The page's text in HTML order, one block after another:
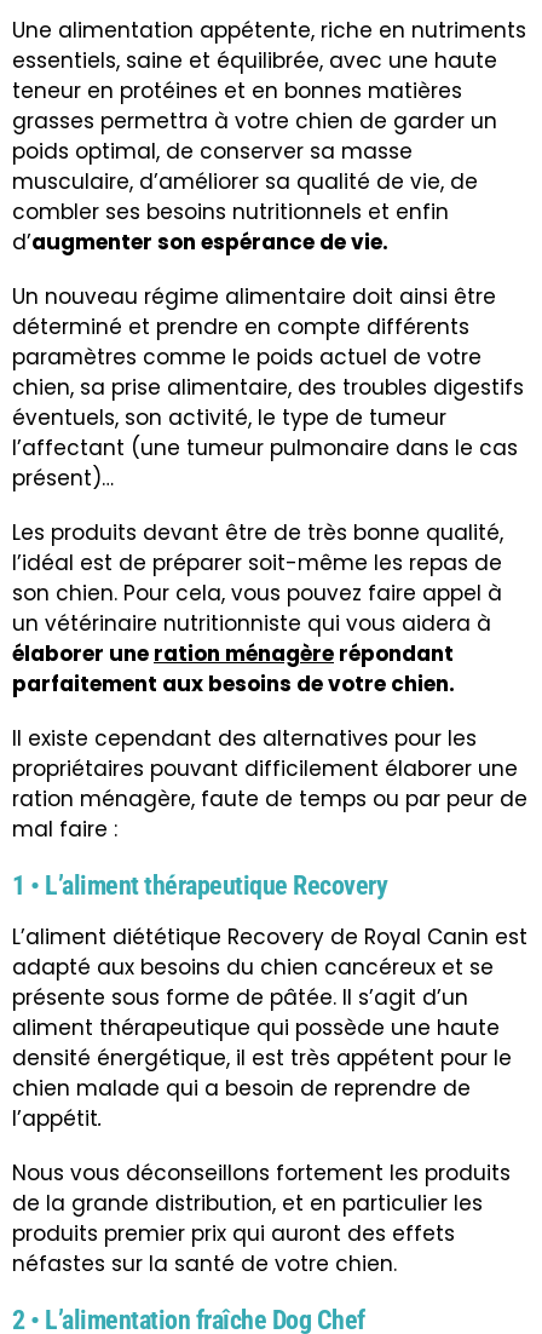
Une alimentation appétente, riche en nutriments
essentiels, saine et équilibrée, avec une haute
teneur en protéines et en bonnes matières
grasses permettra à votre chien de garder un
poids optimal, de conserver sa masse
musculaire, d’améliorer sa qualité de vie, de
combler ses besoins nutritionnels et enfin
d’augmenter son espérance de vie.
Un nouveau régime alimentaire doit ainsi être
déterminé et prendre en compte différents
paramètres comme le poids actuel de votre
chien, sa prise alimentaire, des troubles digestifs
éventuels, son activité, le type de tumeur
l’affectant (une tumeur pulmonaire dans le cas
présent)…
Les produits devant être de très bonne qualité,
l’idéal est de préparer soit-même les repas de
son chien. Pour cela, vous pouvez faire appel à
un vétérinaire nutritionniste qui vous aidera à
élaborer une ration ménagère répondant
parfaitement aux besoins de votre chien.
Il existe cependant des alternatives pour les
propriétaires pouvant difficilement élaborer une
ration ménagère, faute de temps ou par peur de
mal faire :
1 • L’aliment thérapeutique Recovery
L’aliment diététique Recovery de Royal Canin est
adapté aux besoins du chien cancéreux et se
présente sous forme de pâtée. Il s’agit d’un
aliment thérapeutique qui possède une haute
densité énergétique, il est très appétent pour le
chien malade qui a besoin de reprendre de
l’appétit.
Nous vous déconseillons fortement les produits
de la grande distribution, et en particulier les
produits premier prix qui auront des effets
néfastes sur la santé de votre chien.
2 • L’alimentation fraîche Dog Chef